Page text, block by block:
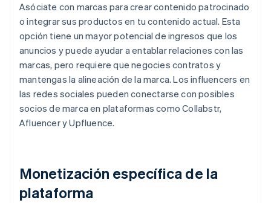
Asóciate con marcas para crear contenido patrocinado
o integrar sus productos en tu contenido actual. Esta
opción tiene un mayor potencial de ingresos que los
anuncios y puede ayudar a entablar relaciones con las
marcas, pero requiere que negocies contratos y
mantengas la alineación de la marca. Los influencers en
las redes sociales pueden conectarse con posibles
socios de marca en plataformas como Collabstr,
Afluencer y Upfluence.
Monetización específica de la
plataforma